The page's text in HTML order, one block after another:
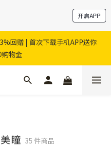
开启APP
回赠 | 首次下载手机APP送你
购物金
瞳 35 件商品